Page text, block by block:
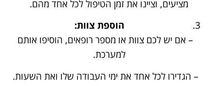
הוספת צוות:
– אם יש לכם צוות או מספר רופאים, הוסיפו אותם
למערכת.
– הגדירו לכל אחד את ימי העבודה שלו ואת השעות.